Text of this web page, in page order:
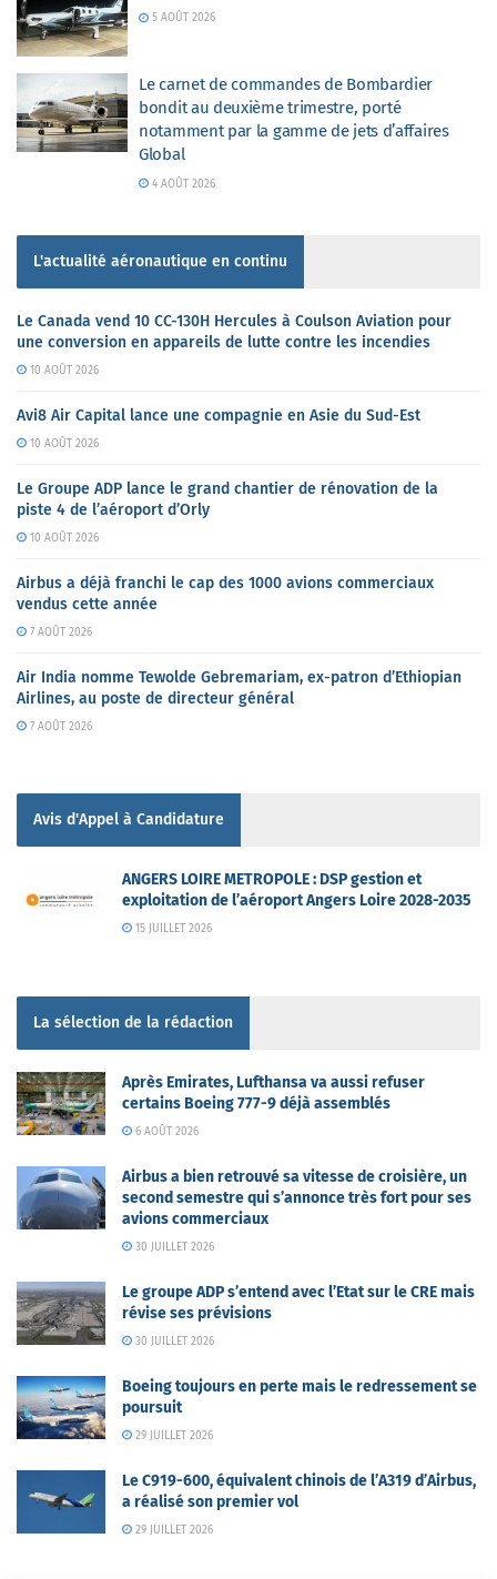
5 AOÛT 2026
Le carnet de commandes de Bombardier
bondit au deuxième trimestre, porté
notamment par la gamme de jets d’affaires
Global
4 AOÛT 2026
L'actualité aéronautique en continu
Le Canada vend 10 CC-130H Hercules à Coulson Aviation pour
une conversion en appareils de lutte contre les incendies
10 AOÛT 2026
Avi8 Air Capital lance une compagnie en Asie du Sud-Est
10 AOÛT 2026
Le Groupe ADP lance le grand chantier de rénovation de la
piste 4 de l’aéroport d’Orly
10 AOÛT 2026
Airbus a déjà franchi le cap des 1000 avions commerciaux
vendus cette année
7 AOÛT 2026
Air India nomme Tewolde Gebremariam, ex-patron d’Ethiopian
Airlines, au poste de directeur général
7 AOÛT 2026
Avis d'Appel à Candidature
ANGERS LOIRE METROPOLE : DSP gestion et
exploitation de l’aéroport Angers Loire 2028-2035
15 JUILLET 2026
La sélection de la rédaction
Après Emirates, Lufthansa va aussi refuser
certains Boeing 777-9 déjà assemblés
6 AOÛT 2026
Airbus a bien retrouvé sa vitesse de croisière, un
second semestre qui s’annonce très fort pour ses
avions commerciaux
30 JUILLET 2026
Le groupe ADP s’entend avec l’Etat sur le CRE mais
révise ses prévisions
30 JUILLET 2026
Boeing toujours en perte mais le redressement se
poursuit
29 JUILLET 2026
Le C919-600, équivalent chinois de l’A319 d’Airbus,
a réalisé son premier vol
29 JUILLET 2026